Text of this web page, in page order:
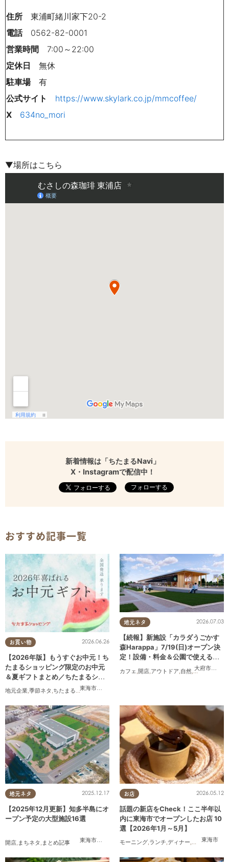
住所 東浦町緒川家下20-2
電話0562-82-0001
営業時間 7:00～22:00
定休日 無休
駐車場有
公式サイト
https://www.skylark.co.jp/mmcoffee/
X
634no_mori
▼場所はこちら
新着情報は「ちたまるNavi」
X・Instagramで配信中！
フォローする
おすすめ記事一覧
お買い物
東海市大府市
2026.06.26
【2026年版】もうすぐお中元！ち
たまるショッピング限定のお中元
＆夏ギフトまとめ／ちたまるショ
ッピング
地元企業,季節ネタ ,ちたまるショッピング
地元ネタ
大府市
,東浦
2026.07.03
【続報】新施設「カラダうごかす
森Harappa」7/19(日)オープン決
定！設備・料金＆公園で使えるレ
ンタルアイテムも登場
カフェ,開店,アウトドア,自然,まちネタ,
地元ネタ
東海市大府市 知多市,東浦町, 常滑市,武豊町
2025.12.17
【2025年12月更新】知多半島にオ
ープン予定の大型施設16選
開店, まちネタ , まとめ記事
お店
東海市
2026.05.12
話題の新店をCheck！ここ半年以
内に東海市でオープンしたお店 10
選【2026年1月～5月】
モーニング,ランチ,ディナー,パン,カフェ